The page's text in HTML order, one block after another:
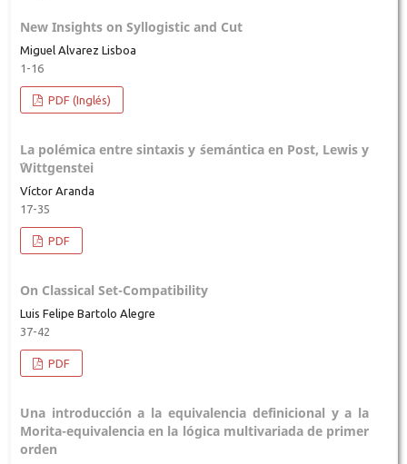
New Insights on Syllogistic and Cut
Miguel Alvarez Lisboa
1-16
PDF (Inglés)
La polémica entre sintaxis y ´semántica en Post, Lewis y
´Wittgenstei
Víctor Aranda
17-35
PDF
On Classical Set-Compatibility
Luis Felipe Bartolo Alegre
37-42
PDF
Una introducción a la equivalencia definicional y a la
Morita-equivalencia en la lógica multivariada de primer
orden